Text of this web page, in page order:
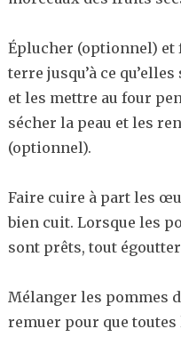
Éplucher (optionnel) et
terre jusqu’à ce
et les mettre au four
sécher la peau et les
(optionnel).
Faire cuire à part les
bien cuit. Lorsque les
sont prêts, tout
Mélanger les pommes
remuer pour que